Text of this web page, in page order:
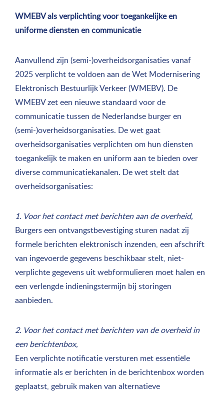
WMEBV als verplichting voor toegankelijke en
uniforme diensten en communicatie
Aanvullend zijn (semi-)overheidsorganisaties vanaf
2025 verplicht te voldoen aan de Wet Modernisering
Elektronisch Bestuurlijk Verkeer (WMEBV). De
WMEBV zet een nieuwe standaard voor de
communicatie tussen de Nederlandse burger en
(semi-)overheidsorganisaties. De wet gaat
overheidsorganisaties verplichten om hun diensten
toegankelijk te maken en uniform aan te bieden over
diverse communicatiekanalen. De wet stelt dat
overheidsorganisaties:
1. Voor het contact met berichten aan de overheid,
Burgers een ontvangstbevestiging sturen nadat zij
formele berichten elektronisch inzenden, een afschrift
van ingevoerde gegevens beschikbaar stelt, niet-
verplichte gegevens uit webformulieren moet halen en
een verlengde indieningstermijn bij storingen
aanbieden.
2. Voor het contact met berichten van de overheid in
een berichtenbox,
Een verplichte notificatie versturen met essentiële
informatie als er berichten in de berichtenbox worden
geplaatst, gebruik maken van alternatieve